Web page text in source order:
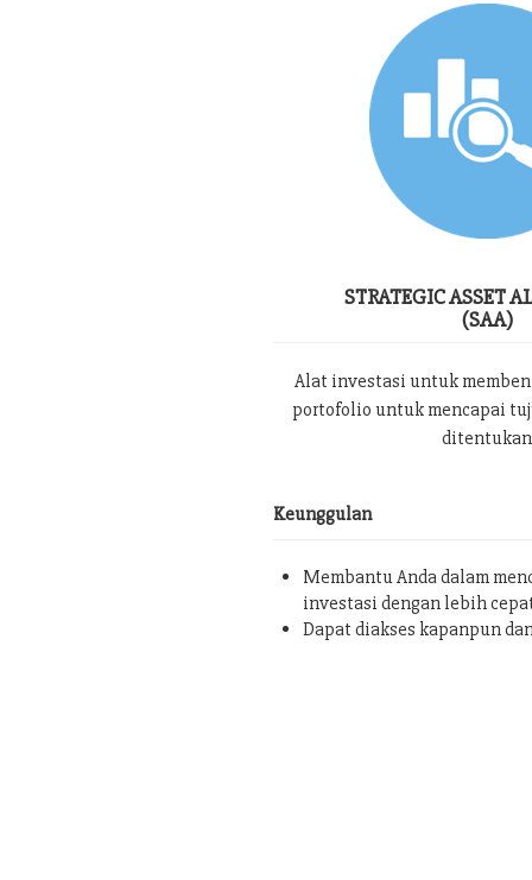
STRATEGIC ASSET
(SAA)
Alat investasi untuk
portofolio untuk mencapai
ditentukan
Keunggulan
Membantu Anda dalam
investasi dengan lebih
Dapat diakses kapanpun